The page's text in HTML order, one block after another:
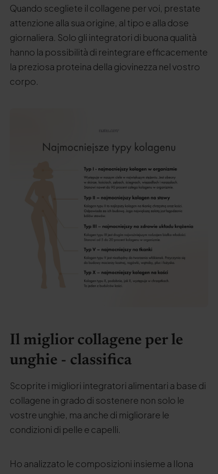
Quando scegliete il collagene per voi, prestate
attenzione alla sua origine, al tipo e alla dose
giornaliera. Solo gli integratori di buona qualità
hanno la possibilità di reintegrare efficacemente
la preziosa proteina della giovinezza nel vostro
corpo.
Il miglior collagene per le
unghie - classifica
Scoprite i migliori integratori alimentari a base di
collagene in grado di sostenere non solo le
vostre unghie, ma anche di migliorare le
condizioni di pelle e capelli.
Ho analizzato le composizioni insieme a Ilona